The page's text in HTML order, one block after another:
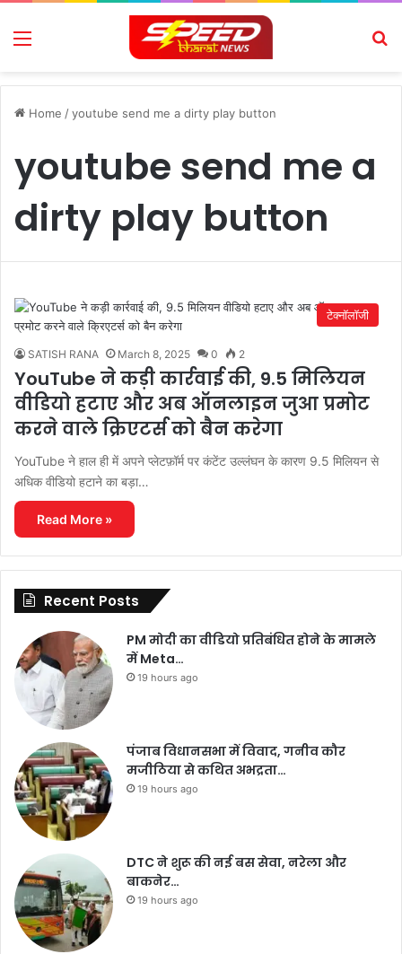
Menu
Home /youtube send me a dirty play button
youtube send me a
dirty play button
टेक्नॉलॉजी
SATISH RANA March 8, 2025 0 2
YouTube ने कड़ी कार्रवाई की, 9.5 मिलियन
वीडियो हटाए और अब ऑनलाइन जुआ प्रमोट
करने वाले क्रिएटर्स को बैन करेगा
YouTube ने हाल ही में अपने प्लेटफ़ॉर्म पर कंटेंट उल्लंघन के कारण 9.5 मिलियन से
अधिक वीडियो हटाने का बड़ा…
Read More »
Recent Posts
PM मोदी का वीडियो प्रतिबंधित होने के मामले
में Meta…
19 hours ago
पंजाब विधानसभा में विवाद, गनीव कौर
मजीठिया से कथित अभद्रता…
19 hours ago
DTC ने शुरू की नई बस सेवा, नरेला और
बाकनेर…
19 hours ago